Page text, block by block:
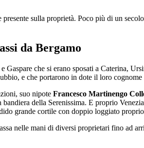
sulla proprietà. Poco più di un
da Bergamo
che si erano sposati a Caterina,
e che portarono in dote il loro
suo nipote Francesco Martinengo
della Serenissima. E proprio
grande cortile con doppio loggiato
nelle mani di diversi proprietari fino ad